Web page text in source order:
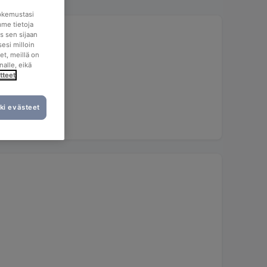
tietoja
sen sijaan
milloin
meillä on
eikä
evästeet